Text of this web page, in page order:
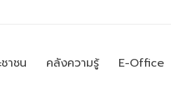
าชน คลังความรู้ E-Office